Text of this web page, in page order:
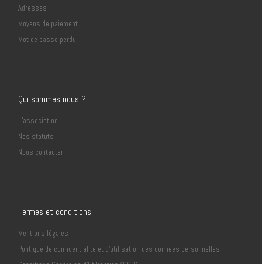
Adresses
Moyens de paiement
Mot de passe perdu
Qui sommes-nous ?
L’association
Nos statuts
Nous contacter
Termes et conditions
Mentions légales
Politique de confidentialité et d’utilisation des données personnelles